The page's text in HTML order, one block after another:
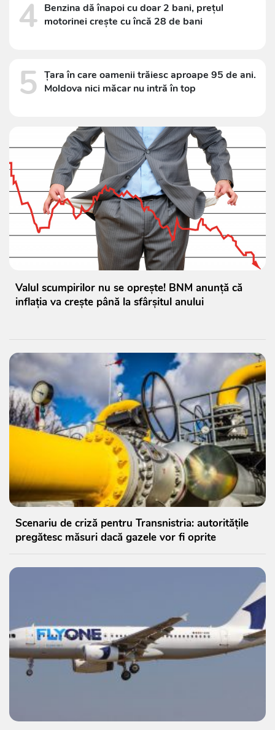
4 Benzina dă înapoi cu doar 2 bani, prețul
motorinei crește cu încă 28 de bani
5 Țara în care oamenii trăiesc aproape 95 de ani.
Moldova nici măcar nu intră în top
Valul scumpirilor nu se oprește! BNM anunță că
inflația va crește până la sfârșitul anului
Scenariu de criză pentru Transnistria: autoritățile
pregătesc măsuri dacă gazele vor fi oprite